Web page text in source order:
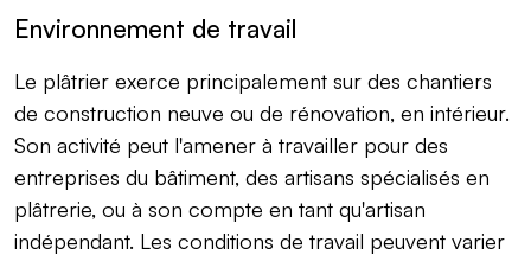
Environnement de travail
Le plâtrier exerce principalement sur des chantiers
de construction neuve ou de rénovation, en intérieur.
Son activité peut l'amener à travailler pour des
entreprises du bâtiment, des artisans spécialisés en
plâtrerie, ou à son compte en tant qu'artisan
indépendant. Les conditions de travail peuvent varier